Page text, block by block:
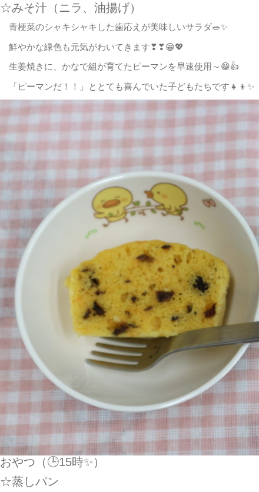
☆みそ汁（ニラ、油揚げ）
青梗菜のシャキシャキした歯応えが美味しいサラダ🥗✨
鮮やかな緑色も元気がわいてきます❣❣😁💖
生姜焼きに、かなで組が育てたピーマンを早速使用～😁👍
「ピーマンだ！！」ととても喜んでいた子どもたちです👧👦✨
おやつ（🕒15時✨）
☆蒸しパン